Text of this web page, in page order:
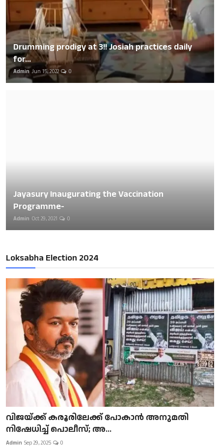
Drumming prodigy at 3!! Josiah practices daily
for...
Admin Jun 15, 2022 0
Jayasury Inaugurating the Vaccination
Programme-
Admin Oct 29, 2021 0
Loksabha Election 2024
വിജയ്ക്ക് കരൂരിലേക്ക് പോകാൻ അനുമതി
നിഷേധിച്ച് പൊലീസ്; അ...
Admin Sep 29, 2025 0